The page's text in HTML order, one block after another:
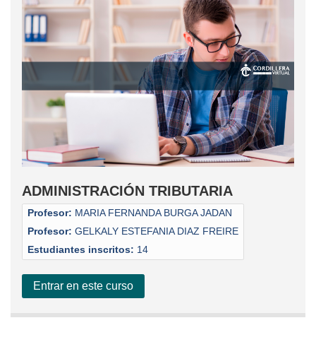
ADMINISTRACIÓN TRIBUTARIA
Profesor: MARIA FERNANDA BURGA JADAN
Profesor: GELKALY ESTEFANIA DIAZ FREIRE
Estudiantes inscritos: 14
Entrar en este curso